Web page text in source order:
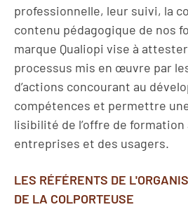
professionnelle, leur suivi, la
contenu pédagogique de nos
marque Qualiopi vise à
processus mis en œuvre par
d’actions concourant au
compétences et permettre
lisibilité de l’offre de formation
entreprises et des usagers.
LES RÉFÉRENTS DE
DE LA COLPORTEUSE